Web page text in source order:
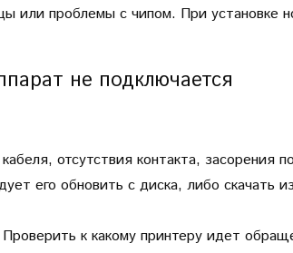
или проблемы с чипом. При установке
не подключается
отсутствия контакта, засорения
его обновить с диска, либо скачать
Проверить к какому принтеру идет